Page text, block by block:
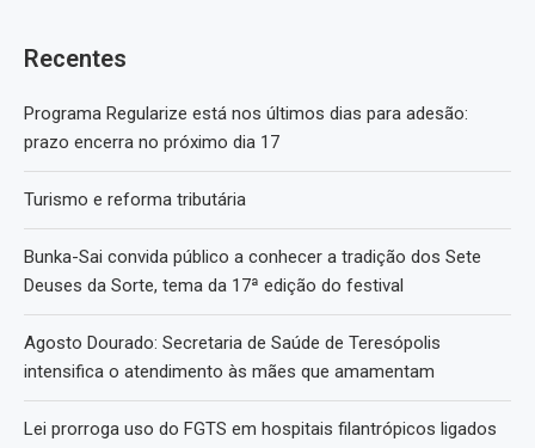
Recentes
Programa Regularize está nos últimos dias para adesão:
prazo encerra no próximo dia 17
Turismo e reforma tributária
Bunka-Sai convida público a conhecer a tradição dos Sete
Deuses da Sorte, tema da 17ª edição do festival
Agosto Dourado: Secretaria de Saúde de Teresópolis
intensifica o atendimento às mães que amamentam
Lei prorroga uso do FGTS em hospitais filantrópicos ligados